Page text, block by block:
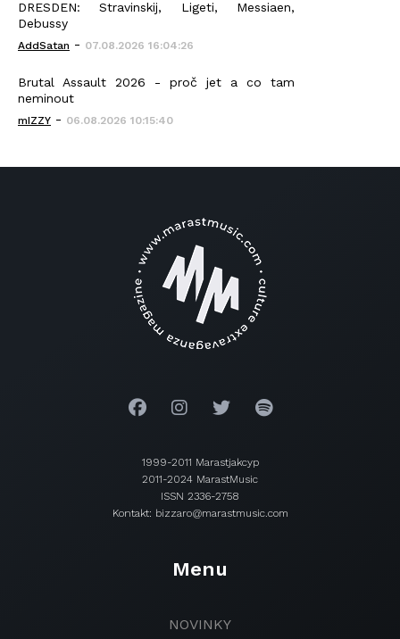
DRESDEN: Stravinskij, Ligeti, Messiaen,
Debussy
AddSatan - 07.08.2026 16:04:26
Brutal Assault 2026 - proč jet a co tam
neminout
mIZZY - 06.08.2026 10:15:40
1999-2011 Marastjakcyp
2011-2024 MarastMusic
ISSN 2336-2758
Kontakt: bizzaro@marastmusic.com
Menu
NOVINKY